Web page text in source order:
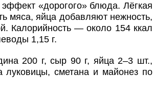
«дорогого» блюда. Лёгкая
мяса, яйца добавляют нежность,
Калорийность — около 154 ккал
1,15 г.
200 г, сыр 90 г, яйца 2–3 шт.,
сметана и майонез по